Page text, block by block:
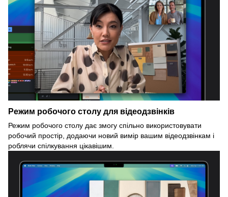
Режим робочого столу для відеодзвінків
Режим робочого столу дає змогу спільно використовувати
робочий простір, додаючи новий вимір вашим відеодзвінкам і
роблячи спілкування цікавішим.